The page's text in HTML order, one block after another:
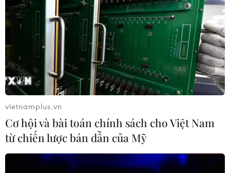
vietnamplus.vn
Cơ hội và bài toán chính sách cho Việt Nam
từ chiến lược bán dẫn của Mỹ